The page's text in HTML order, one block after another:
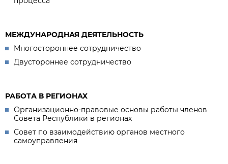
МЕЖДУНАРОДНАЯ ДЕЯТЕЛЬНОСТЬ
Многостороннее сотрудничество
Двустороннее сотрудничество
РАБОТА В РЕГИОНАХ
Организационно-правовые основы работы членов
Совета Республики в регионах
Совет по взаимодействию органов местного
самоуправления